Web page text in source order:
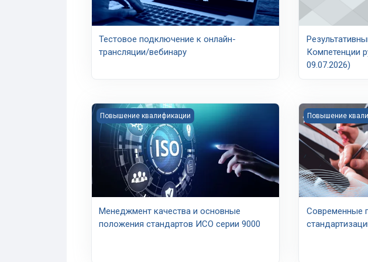
Тестовое подключение к онлайн-
трансляции/вебинару
Компетенции
09.07.2026)
Course image Менеджмент качества и основные положения
Повышение квалификации
Менеджмент качества и основные
положения стандартов ИСО серии 9000
Course image
Повышение
Современные